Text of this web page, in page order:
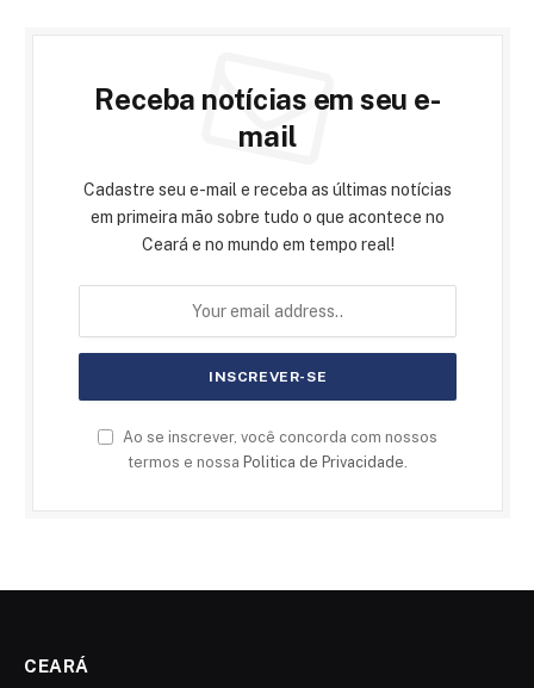
Receba notícias em seu e-
mail
Cadastre seu e-mail e receba as últimas notícias
em primeira mão sobre tudo o que acontece no
Ceará e no mundo em tempo real!
Ao se inscrever, você concorda com nossos
termos e nossa Politica de Privacidade
CEARÁ